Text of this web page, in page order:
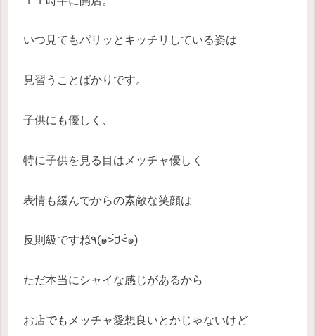
いつ見てもパリッとキッチリしている姿は
見習うことばかりです。
子供にも優しく、
特に子供を見る目はメッチャ優しく
表情も緩んでからの素敵な笑顔は
反則級ですね٩̋(๑˃́ꇴ˂̀๑)
ただ本当にシャイな感じがあるから
お店でもメッチャ愛想良いとかじゃないけど